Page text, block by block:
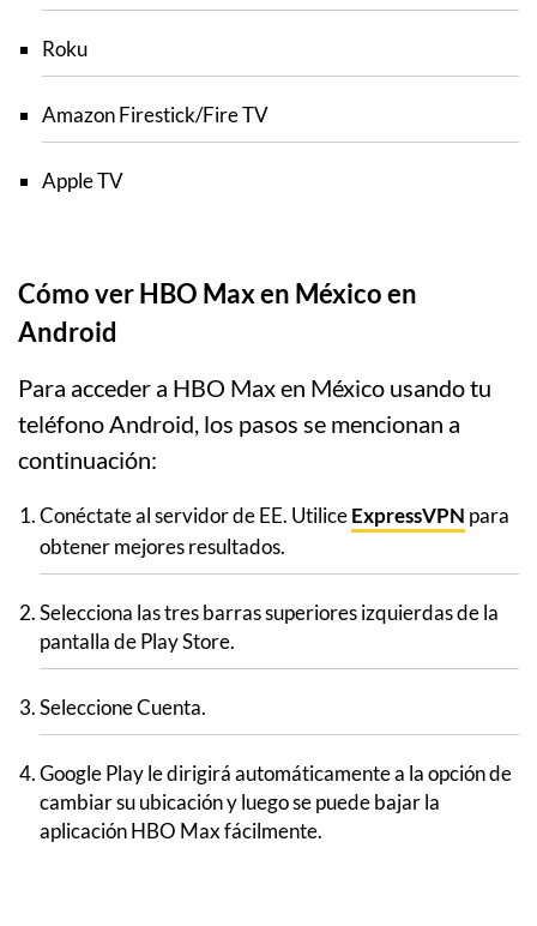
Roku
Amazon Firestick/Fire TV
Apple TV
Cómo ver HBO Max en México en
Android
Para acceder a HBO Max en México usando tu
teléfono Android, los pasos se mencionan a
continuación:
Conéctate al servidor de EE. UtiliceExpressVPN para
obtener mejores resultados.
Selecciona las tres barras superiores izquierdas de la
pantalla de Play Store.
Seleccione Cuenta.
Google Play le dirigirá automáticamente a la opción de
cambiar su ubicación y luego se puede bajar la
aplicación HBO Max fácilmente.